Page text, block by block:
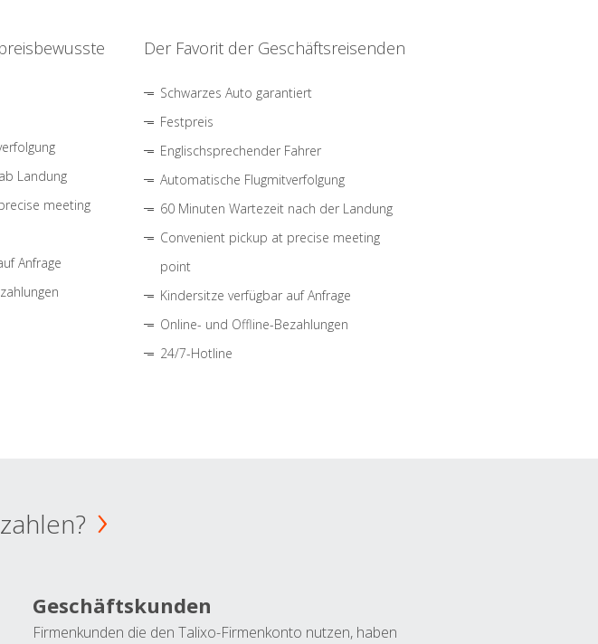
Landung
meeting
Anfrage
Der Favorit der Geschäftsreisenden
Schwarzes Auto garantiert
Festpreis
Englischsprechender Fahrer
Automatische Flugmitverfolgung
60 Minuten Wartezeit nach der Landung
Convenient pickup at precise meeting
point
Kindersitze verfügbar auf Anfrage
Online- und Offline-Bezahlungen
24/7-Hotline
Geschäftskunden
Firmenkunden die den Talixo-Firmenkonto nutzen, haben